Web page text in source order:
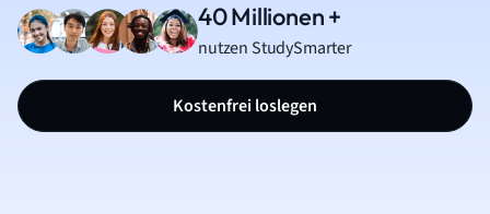
40 Millionen +
nutzen StudySmarter
Kostenfrei loslegen